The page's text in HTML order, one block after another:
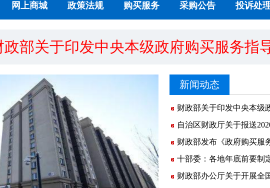
网上商城 政策法规 购买服务 采购公告 投诉处
政部关于印发中央本级政府购买服务指
新闻动态
财政部关于印发中央本级
财政部发布《政府购买服
十部委：各地年底前要制
财政部办公厅关于开展全